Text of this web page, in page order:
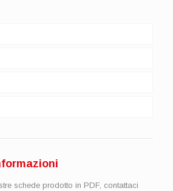
schede prodotto in PDF, contattaci